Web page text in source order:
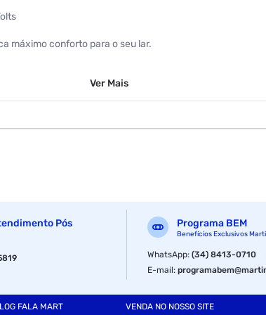
máximo conforto para o seu lar.
altamente eficaz contra vários tipos de bactérias.
você ter mais qualidade de vida.
com um nível de ruído menor do que uma
de refrigeração.
de baixa luminosidade.
Ver Mais
Pós
Programa BEM
Benefícios Exclusivos
WhatsApp:(34) 8413-0710
E-mail:
FALA MART VENDA NO NOSSO SITE